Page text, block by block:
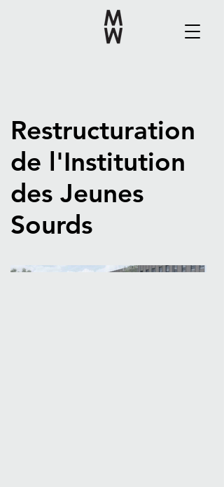
Restructuration
de l'Institution
des Jeunes
Sourds